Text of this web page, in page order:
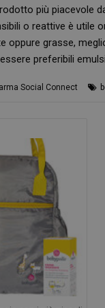
più piacevole
o reattive è utile
oppure grasse,
preferibili
Social Connect
_ga
_ga_YJ0035S3E9